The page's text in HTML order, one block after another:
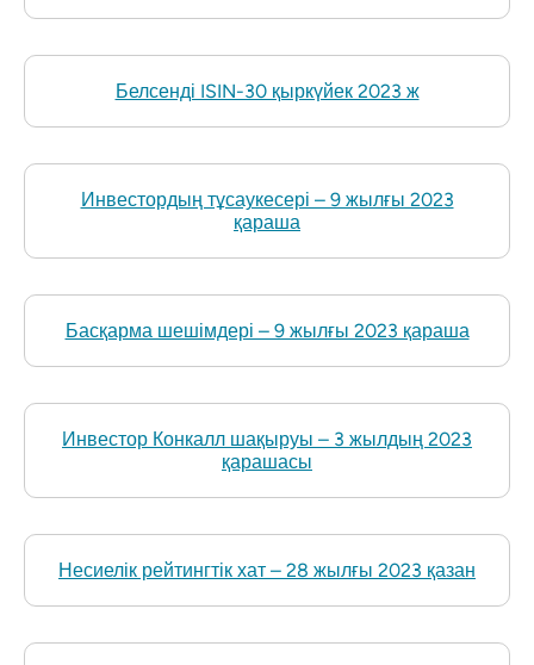
Белсенді ISIN-30 қыркүйек 2023 ж
Инвестордың тұсаукесері – 9 жылғы 2023
қараша
Басқарма шешімдері – 9 жылғы 2023 қараша
Инвестор Конкалл шақыруы – 3 жылдың 2023
қарашасы
Несиелік рейтингтік хат – 28 жылғы 2023 қазан